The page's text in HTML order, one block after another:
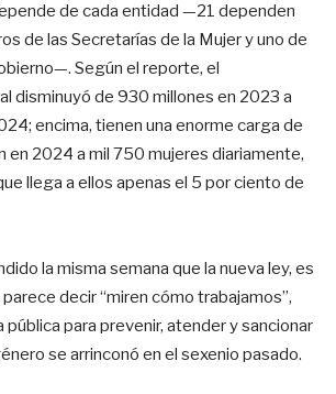
de cada entidad —21 dependen
de las Secretarías de la Mujer y uno de
Según el reporte, el
disminuyó de 930 millones en 2023 a
encima, tienen una enorme carga de
en 2024 a mil 750 mujeres diariamente,
llega a ellos apenas el 5 por ciento de
la misma semana que la nueva ley, es
decir “miren cómo trabajamos”,
pública para prevenir, atender y sancionar
se arrinconó en el sexenio pasado.